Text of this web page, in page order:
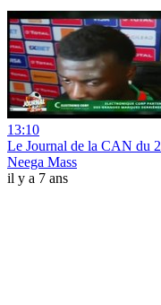
13:10
Le Journal de la CAN du
Neega Mass
il y a 7 ans